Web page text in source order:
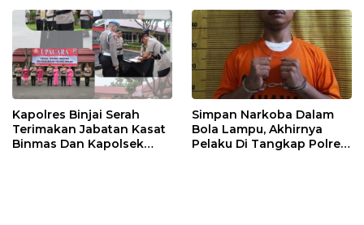
Kapolres Binjai Serah
Terimakan Jabatan Kasat
Binmas Dan Kapolsek
Simpan Narkoba Dalam
Bola Lampu, Akhirnya
Pelaku Di Tangkap Polres